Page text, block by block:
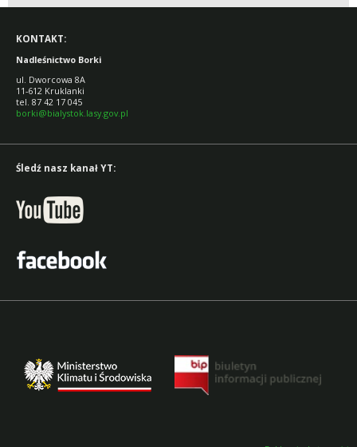
KONTAKT:
Nadleśnictwo Borki
ul. Dworcowa 8A
11-612 Kruklanki
tel. 87 42 17 045
borki@bialystok.lasy.gov.pl
Śledź nasz kanał YT: